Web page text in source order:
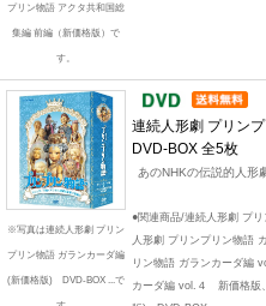
プリン物語 アクタ共和国総
集編 前編（新価格版）で
す。
※写真は連続人形劇 プリン
プリン物語 ガランカーダ編
(新価格版) DVD-BOX ...で
連続人形劇 プリン
DVD-BOX 全5枚
あのNHKの伝説的人形
●関連商品/連続人形劇 プ
人形劇 プリンプリン物語
リン物語 ガランカーダ編
カーダ編 vol.４ 新価格版